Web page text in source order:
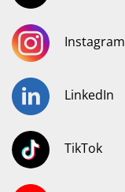
Instagram
LinkedIn
TikTok